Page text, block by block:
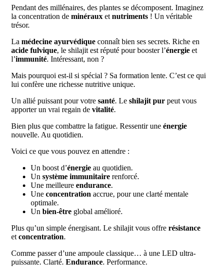
Pendant des millénaires, des plantes se décomposent. Imaginez
la concentration de minéraux et nutriments ! Un véritable
trésor.
La médecine ayurvédique connaît bien ses secrets. Riche en
acide fulvique, le shilajit est réputé pour booster l’énergie et
l’immunité. Intéressant, non ?
Mais pourquoi est-il si spécial ? Sa formation lente. C’est ce qui
lui confère une richesse nutritive unique.
Un allié puissant pour votre santé. Le shilajit pur peut vous
apporter un vrai regain de vitalité.
Bien plus que combattre la fatigue. Ressentir une énergie
nouvelle. Au quotidien.
Voici ce que vous pouvez en attendre :
Un boost d’énergie au quotidien.
Un système immunitaire renforcé.
Une meilleure endurance.
Une concentration accrue, pour une clarté mentale
optimale.
Un bien-être global amélioré.
Plus qu’un simple énergisant. Le shilajit vous offre résistance
et concentration.
Comme passer d’une ampoule classique… à une LED ultra-
puissante. Clarté. Endurance. Performance.